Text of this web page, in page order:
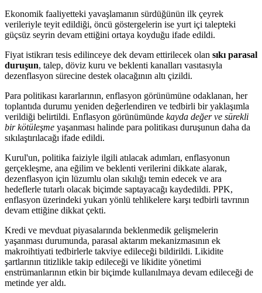
Ekonomik faaliyetteki yavaşlamanın sürdüğünün ilk çeyrek
verileriyle teyit edildiği, öncü göstergelerin ise yurt içi talepteki
güçsüz seyrin devam ettiğini ortaya koyduğu ifade edildi.
Fiyat istikrarı tesis edilinceye dek devam ettirilecek olan sıkı parasal
duruşun, talep, döviz kuru ve beklenti kanalları vasıtasıyla
dezenflasyon sürecine destek olacağının altı çizildi.
Para politikası kararlarının, enflasyon görünümüne odaklanan, her
toplantıda durumu yeniden değerlendiren ve tedbirli bir yaklaşımla
verildiği belirtildi. Enflasyon görünümünde kayda değer ve sürekli
bir kötüleşme yaşanması halinde para politikası duruşunun daha da
sıkılaştırılacağı ifade edildi.
Kurul'un, politika faiziyle ilgili atılacak adımları, enflasyonun
gerçekleşme, ana eğilim ve beklenti verilerini dikkate alarak,
dezenflasyon için lüzumlu olan sıkılığı temin edecek ve ara
hedeflerle tutarlı olacak biçimde saptayacağı kaydedildi. PPK,
enflasyon üzerindeki yukarı yönlü tehlikelere karşı tedbirli tavrının
devam ettiğine dikkat çekti.
Kredi ve mevduat piyasalarında beklenmedik gelişmelerin
yaşanması durumunda, parasal aktarım mekanizmasının ek
makroihtiyati tedbirlerle takviye edileceği bildirildi. Likidite
şartlarının titizlikle takip edileceği ve likidite yönetimi
enstrümanlarının etkin bir biçimde kullanılmaya devam edileceği de
metinde yer aldı.